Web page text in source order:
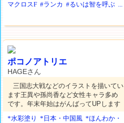
マクロスF #ランカ #るいは智を呼ぶ ...
ポコノアトリエ
HAGEさん
三国志大戦などのイラストを描いてい
ます王異や孫尚香など女性キャラ多め
です。年末年始はがんばってUPします
*水彩塗り
*日本・中国風 *ほんわか・